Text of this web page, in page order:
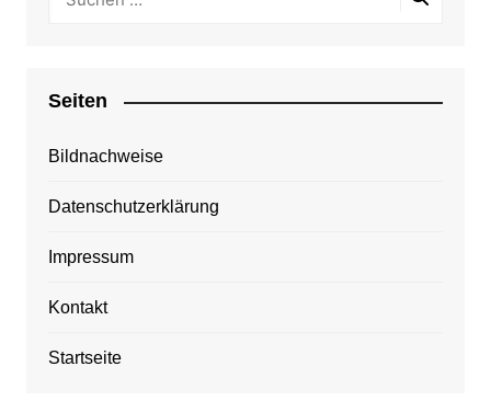
Seiten
Bildnachweise
Datenschutzerklärung
Impressum
Kontakt
Startseite